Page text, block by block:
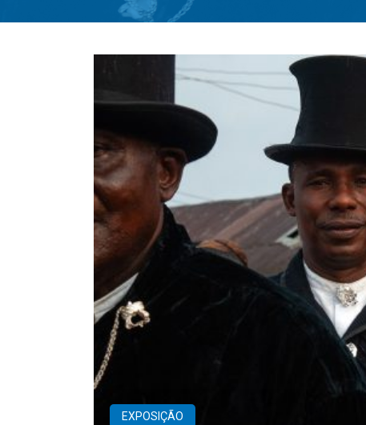
EXPOSIÇÃO